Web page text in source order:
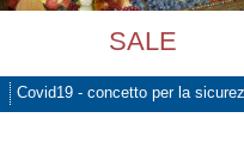
SALE
Covid19 - concetto per la